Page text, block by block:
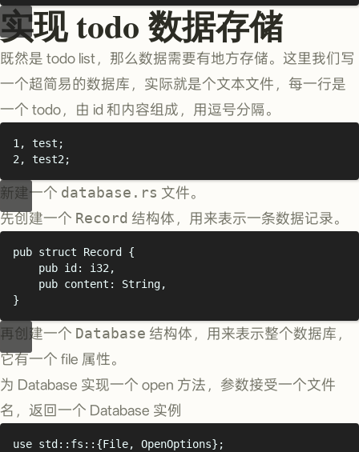
实现 todo 数据存储
既然是 todo list，那么数据需要有地方存储。这里我们写
一个超简易的数据库，实际就是个文本文件，每一行是
一个 todo，由 id 和内容组成，用逗号分隔。
1 , test ;
2 , test2 ;
新建一个 database.rs 文件。
先创建一个 Record 结构体，用来表示一条数据记录。
pub struct Record
{
pub id : i32 ,
pub content : String,
}
再创建一个 Database 结构体，用来表示整个数据库，
它有一个 file 属性。
为 Database 实现一个 open 方法，参数接受一个文件
名，返回一个 Database 实例
use std :: fs ::{File, OpenOptions};